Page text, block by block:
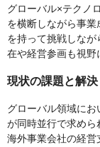
グローバル×テクノ
を横断しながら事
を持って挑戦しな
在や経営参画も視野
現状の課題と解
グローバル領域に
が同時並行で求めら
海外事業会社の経